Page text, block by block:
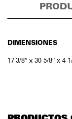
DIMENSIONES
17-3/8″ x 30-5/8″ x 4-